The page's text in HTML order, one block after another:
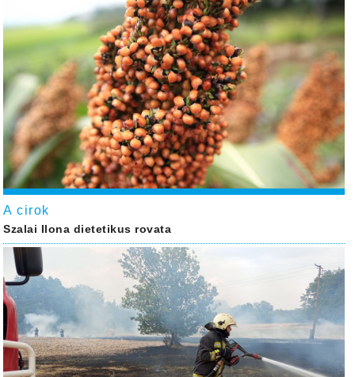
A cirok
Szalai Ilona dietetikus rovata